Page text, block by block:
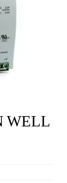
WELL